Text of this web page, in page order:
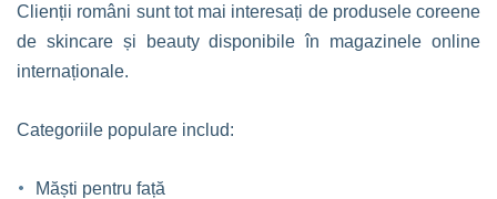
Clienții români sunt tot mai interesați de produsele coreene
de skincare și beauty disponibile în magazinele online
internaționale.
Categoriile populare includ:
Măști pentru față